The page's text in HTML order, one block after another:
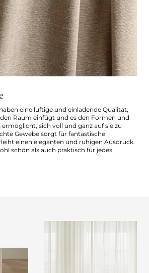
eine luftige und einladende Qualität,
Raum einfügt und es den Formen und
ermöglicht, sich voll und ganz auf sie zu
Gewebe sorgt für fantastische
einen eleganten und ruhigen Ausdruck.
schön als auch praktisch für jedes